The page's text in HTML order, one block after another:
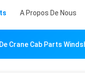
A Propos De Nous
Crane Cab Parts